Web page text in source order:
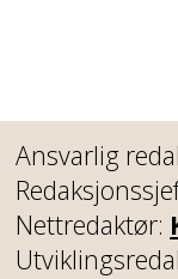
Ansvarlig
Nettredaktør: